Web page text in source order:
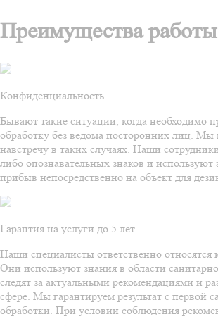
Преимущества
Конфиденциальность
Бывают такие ситуации, когда необходимо
обработку без ведома посторонних лиц. Мы
навстречу в таких случаях. Наши
либо опознавательных знаков и
прибыв непосредственно на объект для
Гарантия на услуги до 5 лет
Наши специалисты ответственно относятся
Они используют знания в области
следят за актуальными рекомендациями и
сфере. Мы гарантируем результат с первой
обработки. При условии соблюдения